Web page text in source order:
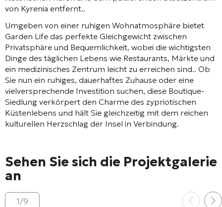
von Kyrenia entfernt..
Umgeben von einer ruhigen Wohnatmosphäre bietet
Garden Life das perfekte Gleichgewicht zwischen
Privatsphäre und Bequemlichkeit, wobei die wichtigsten
Dinge des täglichen Lebens wie Restaurants, Märkte und
ein medizinisches Zentrum leicht zu erreichen sind.. Ob
Sie nun ein ruhiges, dauerhaftes Zuhause oder eine
vielversprechende Investition suchen, diese Boutique-
Siedlung verkörpert den Charme des zypriotischen
Küstenlebens und hält Sie gleichzeitig mit dem reichen
kulturellen Herzschlag der Insel in Verbindung.
Sehen Sie sich die Projektgalerie
an
1/9